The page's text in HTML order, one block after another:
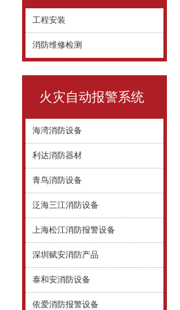
工程安装
消防维修检测
火灾自动报警系统
海湾消防设备
利达消防器材
青鸟消防设备
泛海三江消防设备
上海松江消防报警设备
深圳赋安消防产品
泰和安消防设备
依爱消防报警设备